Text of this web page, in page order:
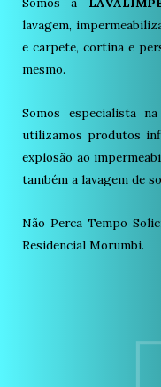
lavagem,
e carpete, cortina e
mesmo.
Somos especialista
utilizamos produtos
explosão ao
também a lavagem de
Não Perca Tempo
Residencial Morumbi.